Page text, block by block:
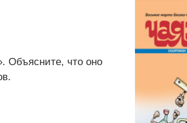
Объясните, что оно